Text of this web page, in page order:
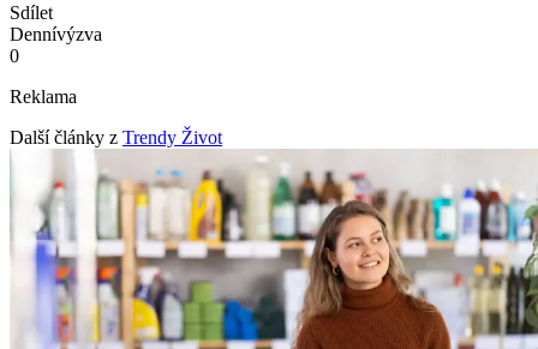
Sdílet
Dennívýzva
0
Reklama
Další články z Trendy Život